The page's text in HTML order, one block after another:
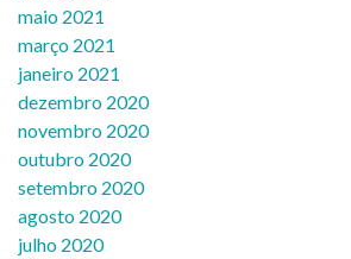
maio 2021
março 2021
janeiro 2021
dezembro 2020
novembro 2020
outubro 2020
setembro 2020
agosto 2020
julho 2020